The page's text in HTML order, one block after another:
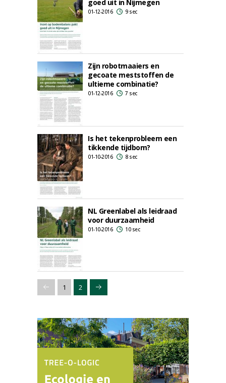
goed uit in Nijmegen
01-12-2016 9 sec
Zijn robotmaaiers en
gecoate meststoffen de
ultieme combinatie?
01-12-2016 7 sec
Is het tekenprobleem een
tikkende tijdbom?
01-10-2016 8 sec
NL Greenlabel als leidraad
voor duurzaamheid
01-10-2016 10 sec
1 2